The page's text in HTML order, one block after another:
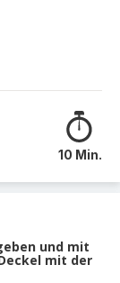
10 Min.
und mit
mit der